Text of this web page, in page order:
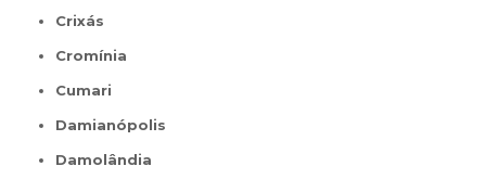
Crixás
Cromínia
Cumari
Damianópolis
Damolândia